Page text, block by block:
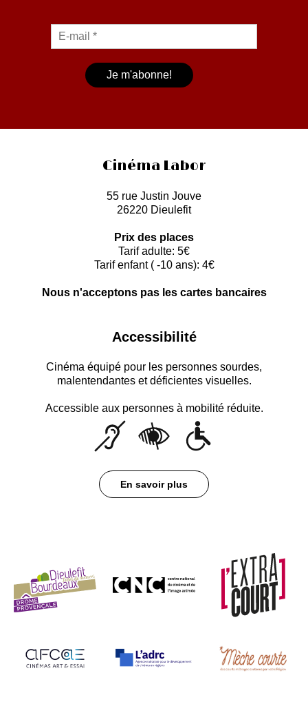
Cinéma Labor
55 rue Justin Jouve
26220 Dieulefit
Prix des places
Tarif adulte: 5€
Tarif enfant ( -10 ans): 4€
Nous n'acceptons pas les cartes bancaires
Accessibilité
Cinéma équipé pour les personnes sourdes,
malentendantes et déficientes visuelles.
Accessible aux personnes à mobilité réduite.
En savoir plus